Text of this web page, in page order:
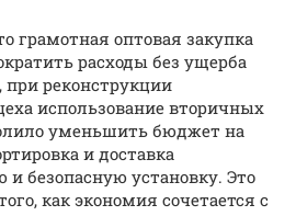
грамотная оптовая закупка
расходы без ущерба
реконструкции
использование вторичных
уменьшить бюджет на
и доставка
безопасную установку. Это
как экономия сочетается с